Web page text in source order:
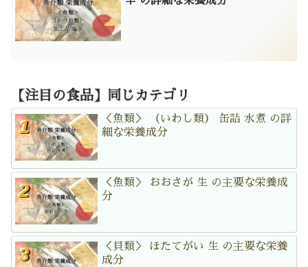
【注目の食品】同じカテゴリ
＜魚類＞ （いわし類） 缶詰 水煮 の詳
細な栄養成分
＜魚類＞ おおさが 生 の主要な栄養成
分
＜貝類＞ ほたてがい 生 の主要な栄養
成分